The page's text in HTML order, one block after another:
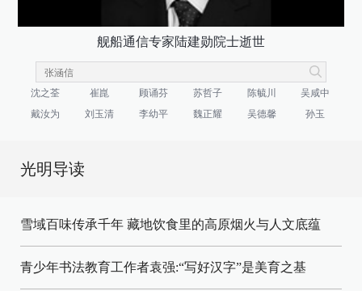
舰船通信专家陆建勋院士逝世
沈之荃 崔崑 顾诵芬 苏哲子 陈毓川
吴咸中
戴汝为
刘玉清 李幼平 魏正耀 吴德馨 孙玉
光明导读
雪域百味传承千年 藏地饮食里的高原烟火与人文底蕴
青少年书法教育工作者袁强:“写好汉字”是美育之基